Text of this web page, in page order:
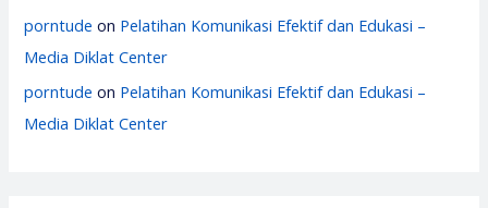
porntude on Pelatihan Komunikasi Efektif dan Edukasi –
Media Diklat Center
porntude on Pelatihan Komunikasi Efektif dan Edukasi –
Media Diklat Center